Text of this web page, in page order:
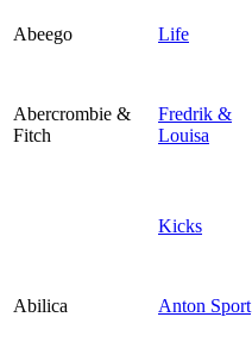
Abeego Life
Abercrombie &
Fitch
Fredrik &
Louisa
Kicks
Abilica Anton Sport